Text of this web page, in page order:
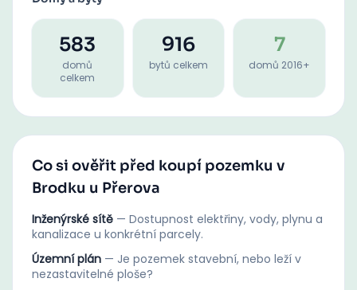
583
domů
celkem
916
bytů celkem
7
domů 2016+
Co si ověřit před koupí pozemku v
Brodku u Přerova
Inženýrské sítě — Dostupnost elektřiny, vody, plynu a
kanalizace u konkrétní parcely.
Územní plán — Je pozemek stavební, nebo leží v
nezastavitelné ploše?